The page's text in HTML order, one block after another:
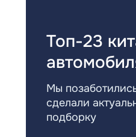
Топ-23
Мы
сделали
подборку